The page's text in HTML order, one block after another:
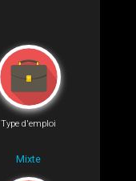
Type d'emploi
Mixte